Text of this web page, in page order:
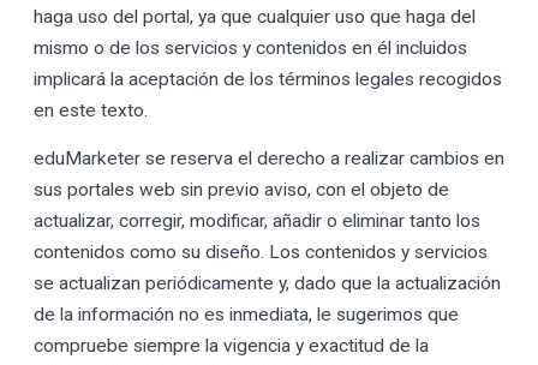
haga uso del portal, ya que cualquier uso que haga del
mismo o de los servicios y contenidos en él incluidos
implicará la aceptación de los términos legales recogidos
en este texto.
eduMarketer se reserva el derecho a realizar cambios en
sus portales web sin previo aviso, con el objeto de
actualizar, corregir, modificar, añadir o eliminar tanto los
contenidos como su diseño. Los contenidos y servicios
se actualizan periódicamente y, dado que la actualización
de la información no es inmediata, le sugerimos que
compruebe siempre la vigencia y exactitud de la